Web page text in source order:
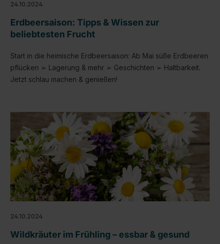
24.10.2024
Erdbeersaison: Tipps & Wissen zur
beliebtesten Frucht
Start in die heimische Erdbeersaison: Ab Mai süße Erdbeeren
pflücken ➢ Lagerung & mehr ➢ Geschichten ➢ Haltbarkeit.
Jetzt schlau machen & genießen!
24.10.2024
Wildkräuter im Frühling – essbar & gesund